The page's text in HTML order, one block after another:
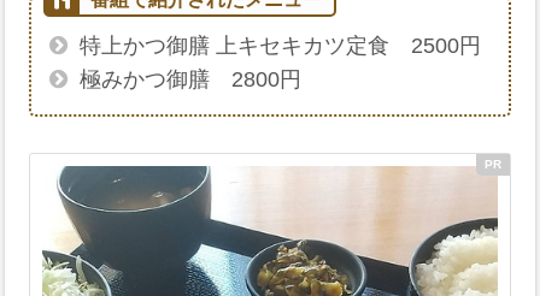
特上かつ御膳 上キセキカツ定食 2500円
極みかつ御膳 2800円